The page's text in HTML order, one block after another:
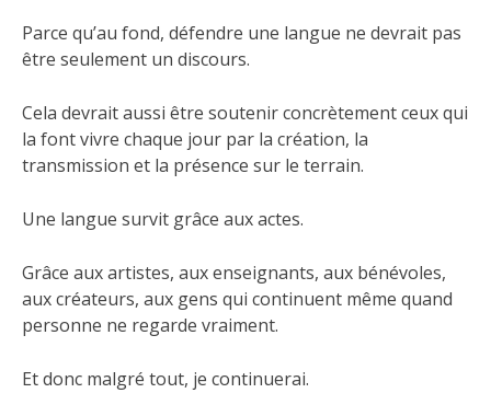
Parce qu’au fond, défendre une langue ne devrait pas
être seulement un discours.
Cela devrait aussi être soutenir concrètement ceux qui
la font vivre chaque jour par la création, la
transmission et la présence sur le terrain.
Une langue survit grâce aux actes.
Grâce aux artistes, aux enseignants, aux bénévoles,
aux créateurs, aux gens qui continuent même quand
personne ne regarde vraiment.
Et donc malgré tout, je continuerai.